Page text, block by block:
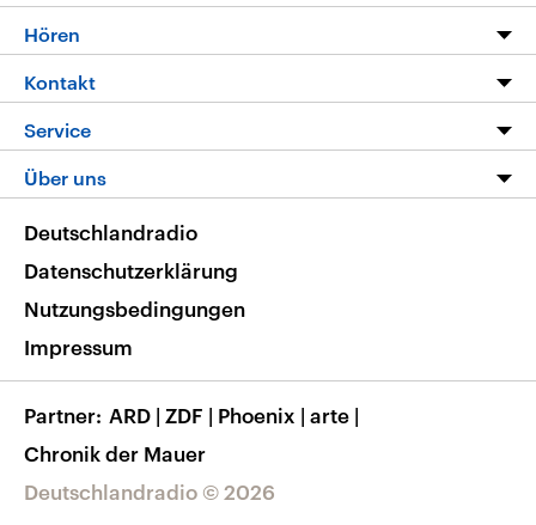
Programm
Die Nachrichten
Nachrichtenleicht
Neue Beiträge auf dlf.de
Hören
Livestream
Podcasts
Deutschlandfunk App
Nachrichten App
Frequenzen
Kontakt
Hörerservice
Service
FAQ
Veranstaltungen
Musikliste
RSS
Über uns
Barrierefreiheit
Deutschlandradio © 2026
Deutschlandradio
Datenschutzerklärung
Nutzungsbedingungen
Impressum
Partner ARD | ZDF | Phoenix | arte |
Chronik der Mauer